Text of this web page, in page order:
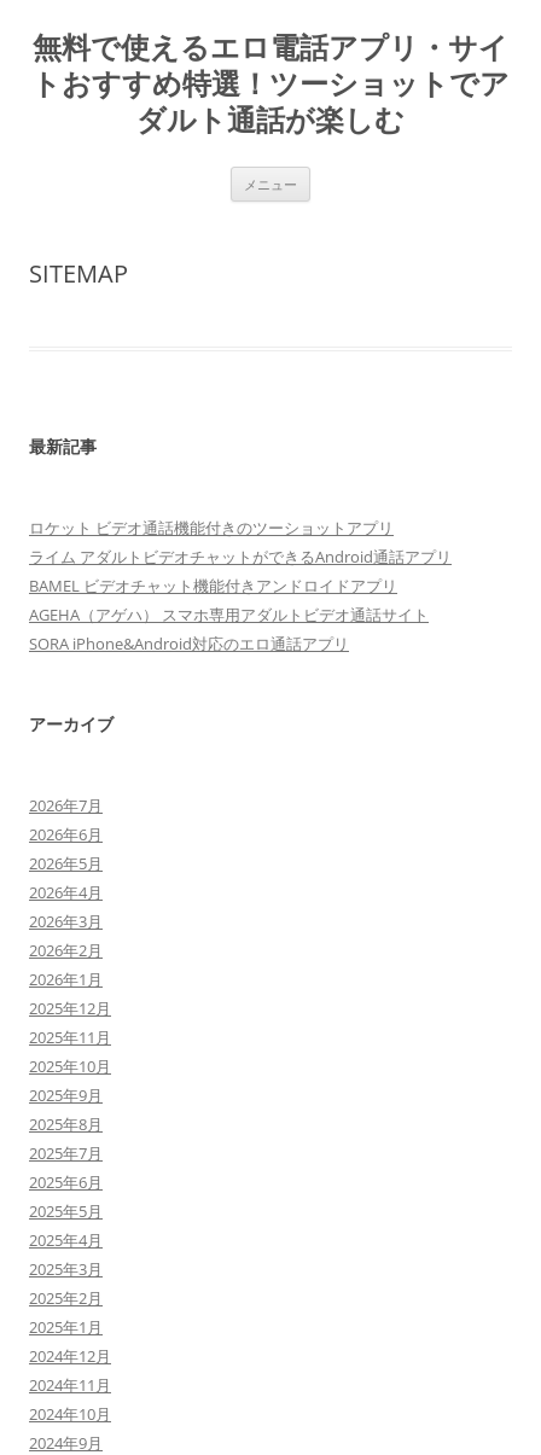
テ
ン
ツ
無料で使えるエロ電話アプリ・サイ
トおすすめ特選！ツーショットでア
ダルト通話が楽しむ
メニュー
SITEMAP
最新記事
ロケット ビデオ通話機能付きのツーショットアプリ
ライム アダルトビデオチャットができるAndroid通話アプリ
BAMEL ビデオチャット機能付きアンドロイドアプリ
AGEHA（アゲハ） スマホ専用アダルトビデオ通話サイト
SORA iPhone&Android対応のエロ通話アプリ
アーカイブ
2026年7月
2026年6月
2026年5月
2026年4月
2026年3月
2026年2月
2026年1月
2025年12月
2025年11月
2025年10月
2025年9月
2025年8月
2025年7月
2025年6月
2025年5月
2025年4月
2025年3月
2025年2月
2025年1月
2024年12月
2024年11月
2024年10月
2024年9月